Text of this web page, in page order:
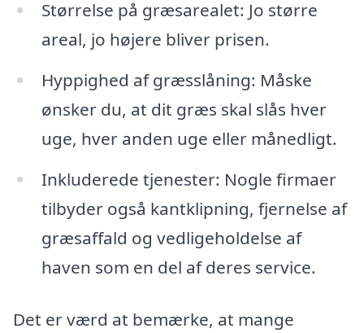
Størrelse på græsarealet: Jo større
areal, jo højere bliver prisen.
Hyppighed af græsslåning: Måske
ønsker du, at dit græs skal slås hver
uge, hver anden uge eller månedligt.
Inkluderede tjenester: Nogle firmaer
tilbyder også kantklipning, fjernelse af
græsaffald og vedligeholdelse af
haven som en del af deres service.
Det er værd at bemærke, at mange